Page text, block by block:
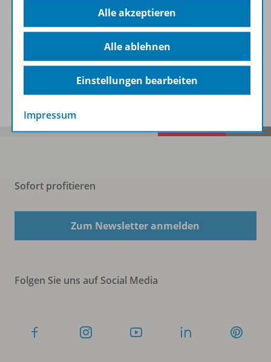
Beschreibung
Spar-Pakete
Sofort profitieren
Zum Newsletter anmelden
Folgen Sie uns auf Social Media
Alle akzeptieren
Alle ablehnen
Einstellungen bearbeiten
Impressum